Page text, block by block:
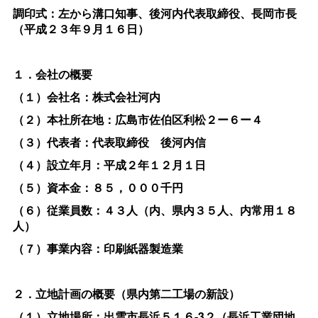
調印式：左から溝口知事、後河内代表取締役、長岡市長
（平成２３年９月１６日）
１．会社の概要
（１）会社名：株式会社河内
（２）本社所在地：広島市佐伯区利松２ー６ー４
（３）代表者：代表取締役 後河内信
（４）設立年月：平成２年１２月１日
（５）資本金：８５，０００千円
（６）従業員数：４３人（内、県内３５人、内常用１８
人）
（７）事業内容：印刷紙器製造業
２．立地計画の概要（県内第二工場の新設）